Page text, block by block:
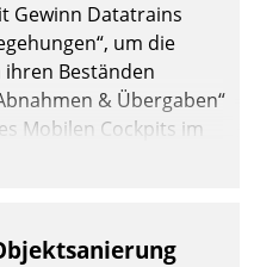
Gewinn Datatrains
um die
Beständen
& Übergaben“
Mobilen Cockpits im